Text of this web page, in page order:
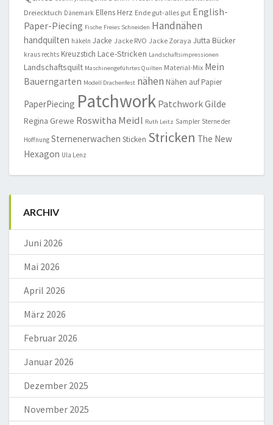
Dreiecktuch Dänemark Ellens Herz Ende gut-alles gut English-
Paper-Piecing Fische Freies Schneiden Handnähen
handquilten häkeln Jacke Jacke RVO Jacke Zoraya Jutta Bücker
kraus rechts Kreuzstich Lace-Stricken Landschaftsimpressionen
Landschaftsquilt Maschinengeführtes Quilten Material-Mix Mein
Bauerngarten Modell Drachenfest nähen Nähen auf Papier
PaperPiecing Patchwork Patchwork Gilde
Regina Grewe Roswitha Meidl Ruth Leitz Sampler Sterne der
Hoffnung Sternenerwachen Sticken Stricken The New
Hexagon Ula Lenz
ARCHIV
Juni 2026
Mai 2026
April 2026
März 2026
Februar 2026
Januar 2026
Dezember 2025
November 2025